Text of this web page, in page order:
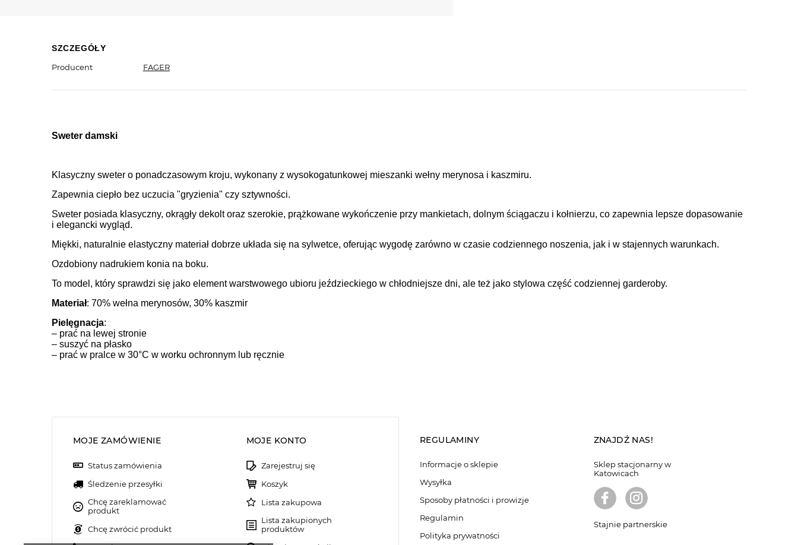
SZCZEGÓŁY
Producent
FAGER
Sweter damski
Klasyczny sweter o ponadczasowym kroju, wykonany z wysokogatunkowej mieszanki wełny merynosa i kaszmiru.
Zapewnia ciepło bez uczucia "gryzienia" czy sztywności.
Sweter posiada klasyczny, okrągły dekolt oraz szerokie, prążkowane wykończenie przy mankietach, dolnym ściągaczu i kołnierzu, co zapewnia lepsze dopasowanie
i elegancki wygląd.
Miękki, naturalnie elastyczny materiał dobrze układa się na sylwetce, oferując wygodę zarówno w czasie codziennego noszenia, jak i w stajennych warunkach.
Ozdobiony nadrukiem konia na boku.
To model, który sprawdzi się jako element warstwowego ubioru jeździeckiego w chłodniejsze dni, ale też jako stylowa część codziennej garderoby.
Materiał: 70% wełna merynosów, 30% kaszmir
Pielęgnacja:
– prać na lewej stronie
– suszyć na płasko
– prać w pralce w 30°C w worku ochronnym lub ręcznie
MOJE ZAMÓWIENIE
Status zamówienia
Śledzenie przesyłki
Chcę zareklamować
produkt
Chcę zwrócić produkt
MOJE KONTO
Zarejestruj się
Koszyk
Lista zakupowa
Lista zakupionych
produktów
REGULAMINY
Informacje o sklepie
Wysyłka
Sposoby płatności i prowizje
Regulamin
Polityka prywatności
ZNAJDŹ NAS!
Sklep stacjonarny w
Katowicach
Stajnie partnerskie